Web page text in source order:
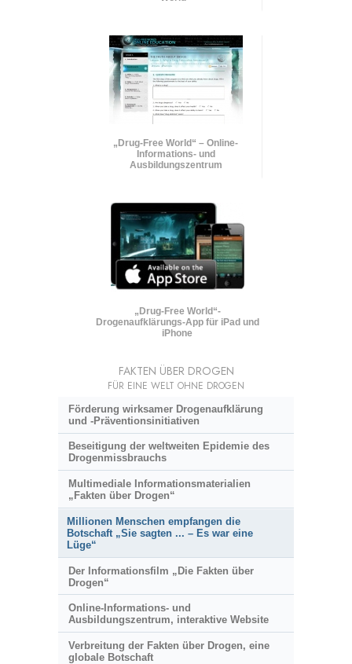
„Drug-Free World“ – Online-
Informations- und
Ausbildungszentrum
„Drug-Free World“-
Drogenaufklärungs-App für iPad und
iPhone
FAKTEN ÜBER DROGEN
FÜR EINE WELT OHNE DROGEN
Förderung wirksamer Drogenaufklärung
und -Präventionsinitiativen
Beseitigung der weltweiten Epidemie des
Drogenmissbrauchs
Multimediale Informationsmaterialien
„Fakten über Drogen“
Millionen Menschen empfangen die
Botschaft „Sie sagten ... – Es war eine
Lüge“
Der Informationsfilm „Die Fakten über
Drogen“
Online-Informations- und
Ausbildungszentrum, interaktive Website
Verbreitung der Fakten über Drogen, eine
globale Botschaft